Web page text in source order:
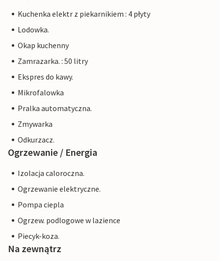
Kuchenka elektr z piekarnikiem : 4 płyty
Lodowka.
Okap kuchenny
Zamrazarka. : 50 litry
Ekspres do kawy.
Mikrofalowka
Pralka automatyczna.
Zmywarka
Odkurzacz.
Ogrzewanie / Energia
Izolacja caloroczna.
Ogrzewanie elektryczne.
Pompa ciepla
Ogrzew. podlogowe w lazience
Piecyk-koza.
Na zewnątrz